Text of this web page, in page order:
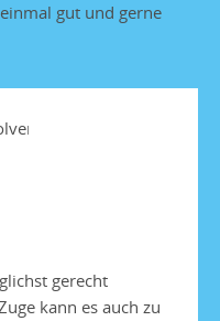
gut und gerne
gerecht
kann es auch zu